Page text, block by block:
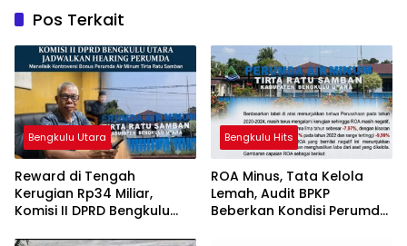
Pos Terkait
Bengkulu Utara
Reward di Tengah
Kerugian Rp34 Miliar,
Komisi II DPRD Bengkulu
Bengkulu Hits
ROA Minus, Tata Kelola
Lemah, Audit BPKP
Beberkan Kondisi Perumda